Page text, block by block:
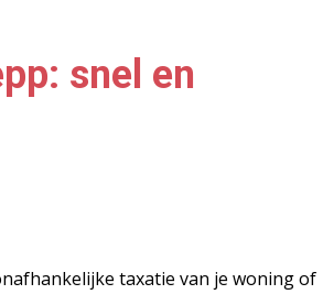
snel en
taxatie van je woning of